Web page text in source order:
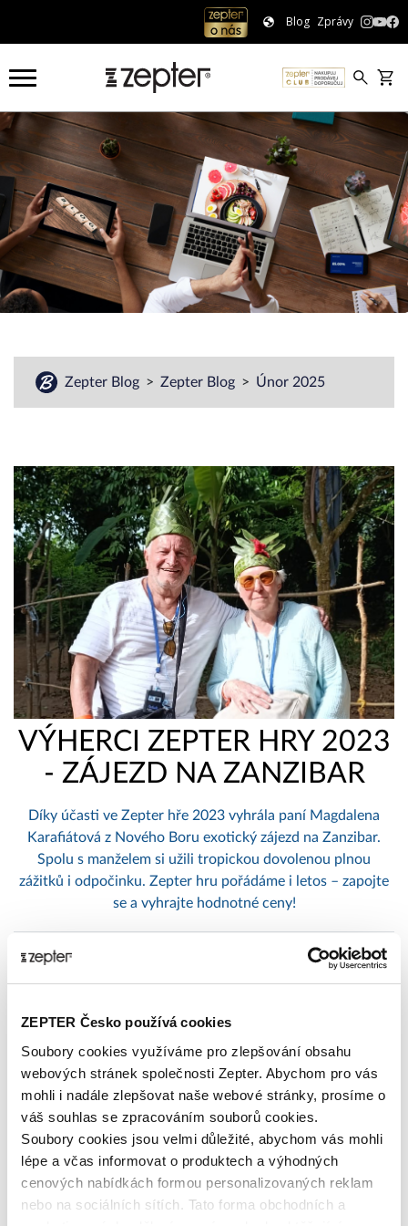
ZEPTER Česko používá cookies
Soubory cookies využíváme pro zlepšování obsahu
webových stránek společnosti Zepter. Abychom pro vás
mohli i nadále zlepšovat naše webové stránky, prosíme o
váš souhlas se zpracováním souborů cookies.
Soubory cookies jsou velmi důležité, abychom vás mohli
lépe a včas informovat o produktech a výhodných
cenových nabídkách formou personalizovaných reklam
nebo na sociálních sítích. Tato forma obchodních a
Blog Zprávy
Zepter Blog Zepter Blog Únor 2025
VÝHERCI ZEPTER HRY 2023
- ZÁJEZD NA ZANZIBAR
Díky účasti ve Zepter hře 2023 vyhrála paní Magdalena
Karafiátová z Nového Boru exotický zájezd na Zanzibar.
Spolu s manželem si užili tropickou dovolenou plnou
zážitků i odpočinku. Zepter hru pořádáme i letos – zapojte
se a vyhrajte hodnotné ceny!
Publikováno: 19.02.2025 12:12:37 Zepter International
|
Publikováno s 0 komentáři
Tagy
alergie antiaging Artmix_Pro barevné_filtry Bioptron
čistý_vzduch Felix_Solingen filtrace_vody gril
Hyperlight_Eyewear Hyperlight_Optics ionizátor
modré_světlo napsali_o_nas
posílení_imunity prevence recept showroom studie